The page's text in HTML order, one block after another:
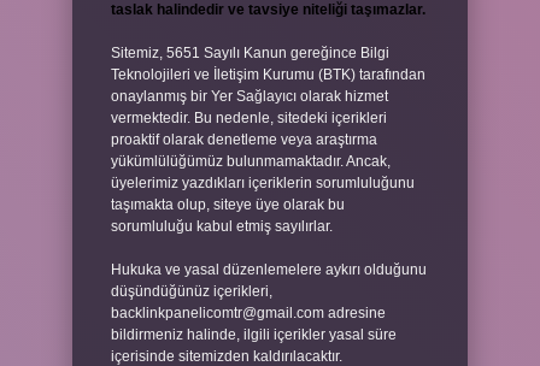
taslak halindedir ve tavsiye niteliği taşımazlar.
Sitemiz, 5651 Sayılı Kanun gereğince Bilgi
Teknolojileri ve İletişim Kurumu (BTK) tarafından
onaylanmış bir Yer Sağlayıcı olarak hizmet
vermektedir. Bu nedenle, sitedeki içerikleri
proaktif olarak denetleme veya araştırma
yükümlülüğümüz bulunmamaktadır. Ancak,
üyelerimiz yazdıkları içeriklerin sorumluluğunu
taşımakta olup, siteye üye olarak bu
sorumluluğu kabul etmiş sayılırlar.
Hukuka ve yasal düzenlemelere aykırı olduğunu
düşündüğünüz içerikleri,
backlinkpanelicomtr@gmail.com adresine
bildirmeniz halinde, ilgili içerikler yasal süre
içerisinde sitemizden kaldırılacaktır.